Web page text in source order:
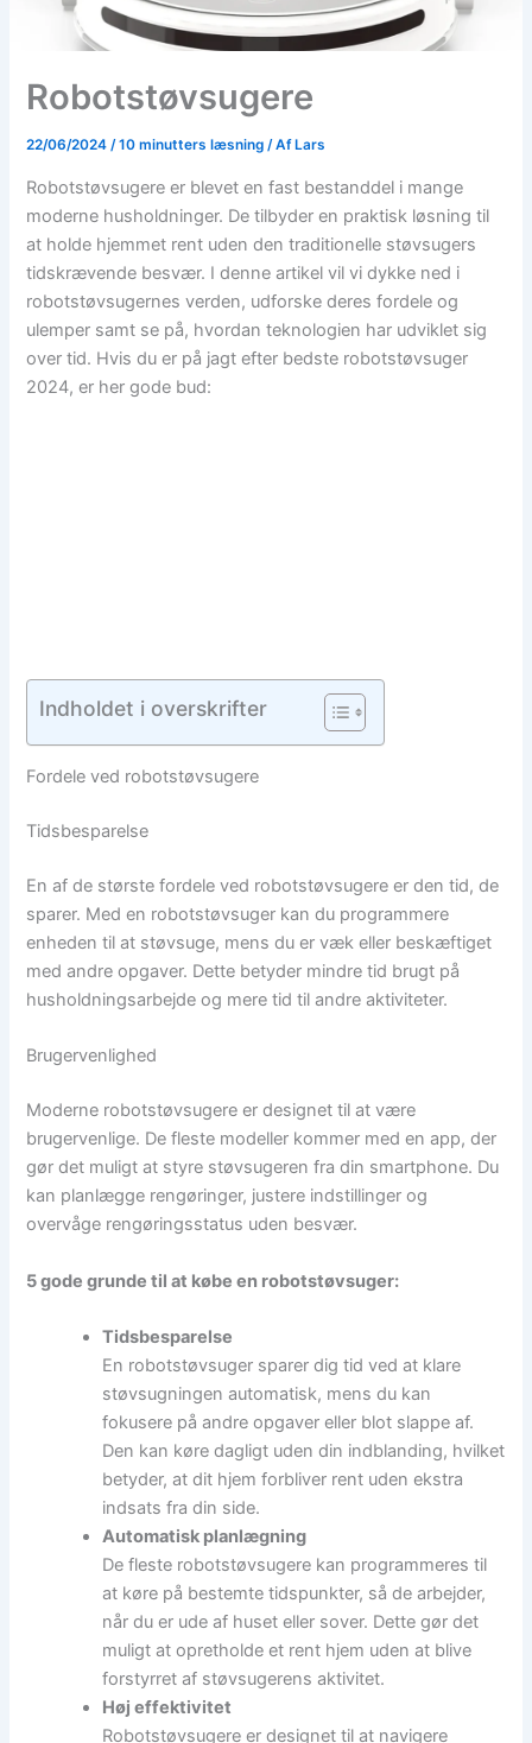
Robotstøvsugere
22/06/2024/10 minutters læsning / Af Lars
Robotstøvsugere er blevet en fast bestanddel i mange
moderne husholdninger. De tilbyder en praktisk løsning til
at holde hjemmet rent uden den traditionelle støvsugers
tidskrævende besvær. I denne artikel vil vi dykke ned i
robotstøvsugernes verden, udforske deres fordele og
ulemper samt se på, hvordan teknologien har udviklet sig
over tid. Hvis du er på jagt efter bedste robotstøvsuger
2024, er her gode bud:
Indholdet i overskrifter
Fordele ved robotstøvsugere
Tidsbesparelse
En af de største fordele ved robotstøvsugere er den tid, de
sparer. Med en robotstøvsuger kan du programmere
enheden til at støvsuge, mens du er væk eller beskæftiget
med andre opgaver. Dette betyder mindre tid brugt på
husholdningsarbejde og mere tid til andre aktiviteter.
Brugervenlighed
Moderne robotstøvsugere er designet til at være
brugervenlige. De fleste modeller kommer med en app, der
gør det muligt at styre støvsugeren fra din smartphone. Du
kan planlægge rengøringer, justere indstillinger og
overvåge rengøringsstatus uden besvær.
5 gode grunde til at købe en robotstøvsuger:
Tidsbesparelse
En robotstøvsuger sparer dig tid ved at klare
støvsugningen automatisk, mens du kan
fokusere på andre opgaver eller blot slappe af.
Den kan køre dagligt uden din indblanding, hvilket
betyder, at dit hjem forbliver rent uden ekstra
indsats fra din side.
Automatisk planlægning
De fleste robotstøvsugere kan programmeres til
at køre på bestemte tidspunkter, så de arbejder,
når du er ude af huset eller sover. Dette gør det
muligt at opretholde et rent hjem uden at blive
forstyrret af støvsugerens aktivitet.
Høj effektivitet
Robotstøvsugere er designet til at navigere